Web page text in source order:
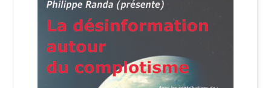
Livres de Peter Randa
Livres de Philippe Randa
Login Customizer
Newsletter
plus
ancien